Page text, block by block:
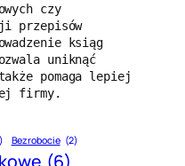
czy
przepisów
ksiąg
uniknąć
pomaga lepiej
firmy.
Bezrobocie (2)